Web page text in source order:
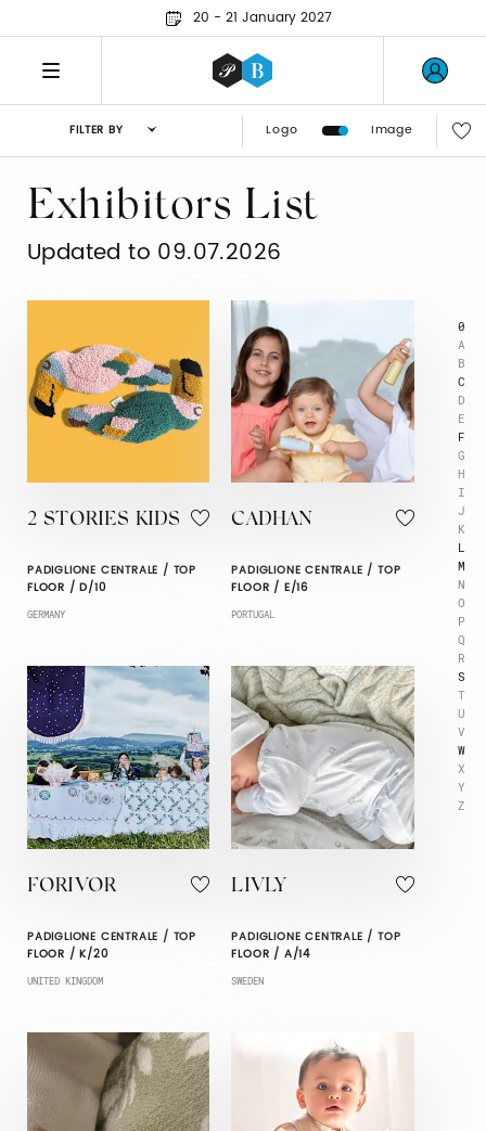
20 - 21 January 2027
FILTER BY Logo Image
0
A
B
C
D
E
F
G
H
I
J
K
L
M
N
O
P
Q
R
S
T
U
V
W
X
Y
Z
Exhibitors List
Updated to 09.07.2026
2 STORIES KIDS
PADIGLIONE CENTRALE / TOP
FLOOR / D/10
GERMANY
CADHAN
PADIGLIONE CENTRALE / TOP
FLOOR / E/16
PORTUGAL
FORIVOR
PADIGLIONE CENTRALE / TOP
FLOOR / K/20
UNITED KINGDOM
LIVLY
PADIGLIONE CENTRALE / TOP
FLOOR / A/14
SWEDEN